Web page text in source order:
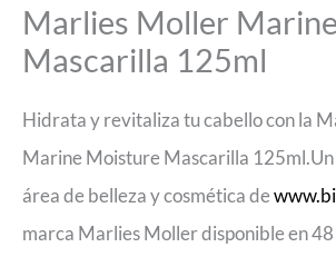
Marlies Moller
Mascarilla 125ml
Hidrata y revitaliza tu cabello con la
Marine Moisture Mascarilla
área de belleza y cosmética de
marca Marlies Moller disponible en 48